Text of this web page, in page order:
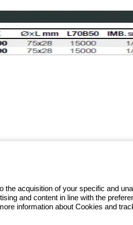
acquisition of your specific and
and content in line with the
information about Cookies and